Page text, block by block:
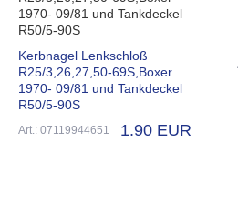
Kerbnagel Lenkschloß
R25/3,26,27,50-69S,Boxer
1970- 09/81 und Tankdeckel
R50/5-90S
Art.: 07119944651 1.90 EUR